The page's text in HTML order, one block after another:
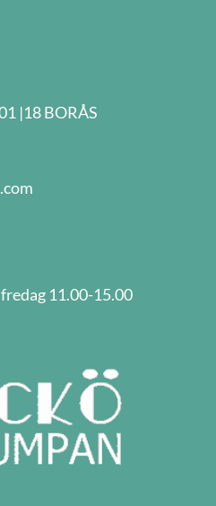
|18 BORÅS
11.00-15.00